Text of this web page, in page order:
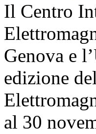
Il Centro
Genova e
edizione
al 30